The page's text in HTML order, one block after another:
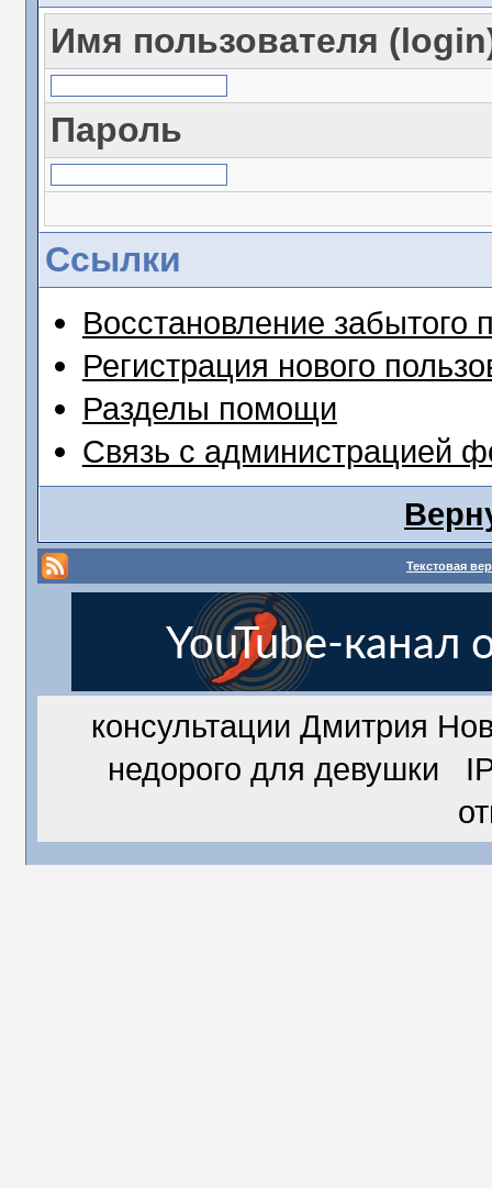
Имя пользователя
Пароль
Ссылки
Восстановление забытого
Регистрация нового
Разделы помощи
Связь с администрацией
Текстовая
консультации Дмитрия
недорого для девушки